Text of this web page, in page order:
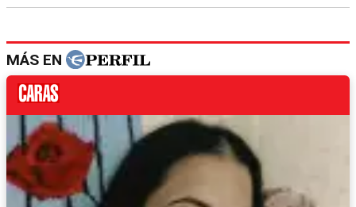
MÁS EN